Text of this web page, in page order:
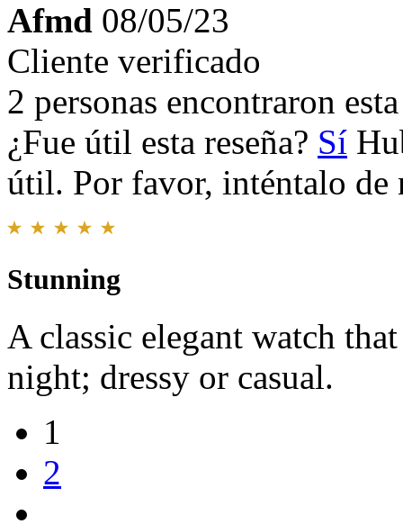
Afmd 08/05/23
Cliente verificado
2 personas encontraron
¿Fue útil esta reseña? Sí
útil. Por favor, inténtalo de
Stunning
A classic elegant watch
night; dressy or casual.
1
2